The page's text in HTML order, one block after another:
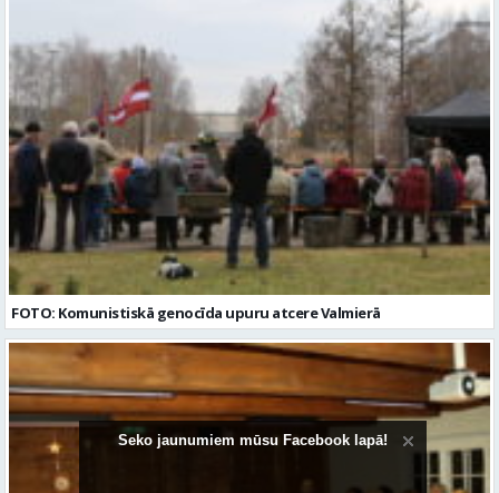
FOTO: Komunistiskā genocīda upuru atcere Valmierā
Seko jaunumiem mūsu Facebook lapā!